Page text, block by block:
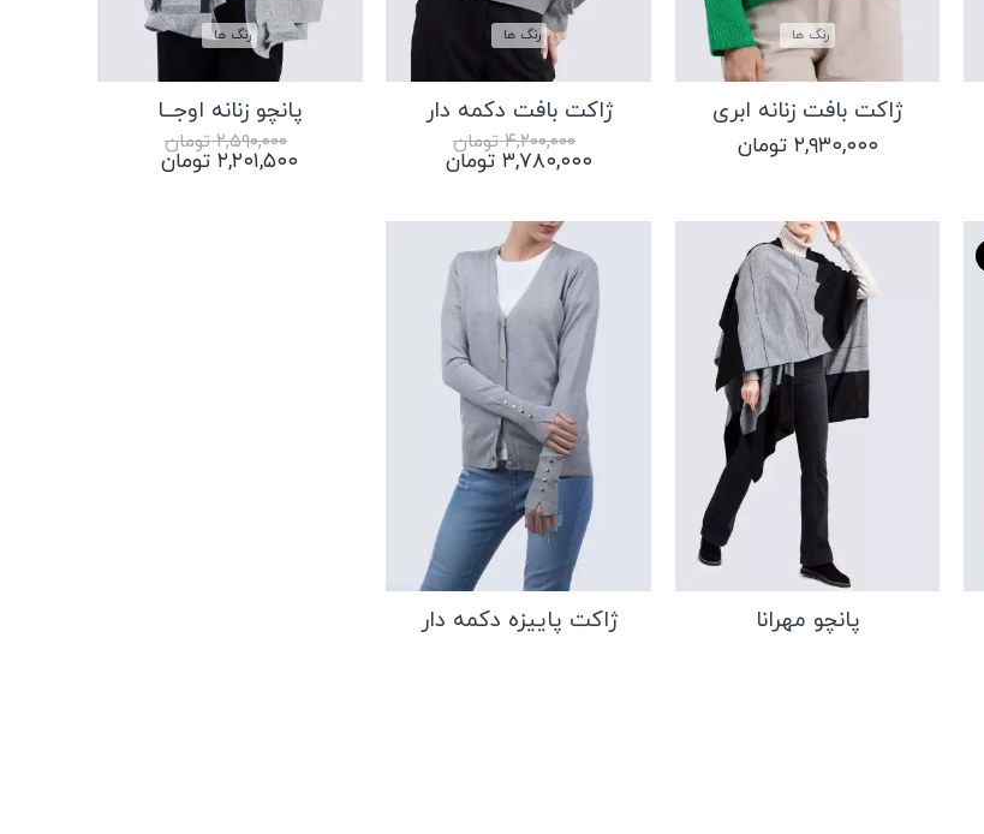
رنگ ها
ژاکت بافت زنانه ابری
۲,۹۳۰,۰۰۰ تومان
رنگ ها
ژاکت بافت دکمه دار
۴,۲۰۰,۰۰۰ تومان
قیمت
اصلی:
بود.
۳,۷۸۰,۰۰۰ تومانقیمت
رنگ ها
پانچو زنانه اوجــا
۲,۵۹۰,۰۰۰ تومان
قیمت
اصلی:
۲,۲۰۱,۵۰۰ تومانقیمت
فعلی:
پانچو مهرانا ژاکت پاییزه دکمه دار